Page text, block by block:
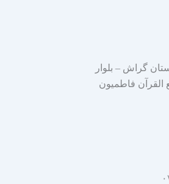
گراش – بلوار
فاطمیون